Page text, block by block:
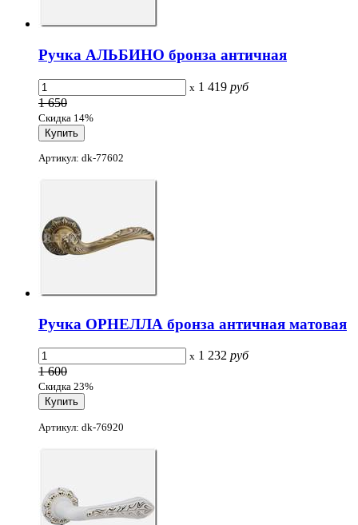
Ручка АЛЬБИНО бронза античная
x 1 419 руб
1 650
Скидка 14%
Артикул: dk-77602
Ручка ОРНЕЛЛА бронза античная матовая
x 1 232 руб
1 600
Скидка 23%
Артикул: dk-76920